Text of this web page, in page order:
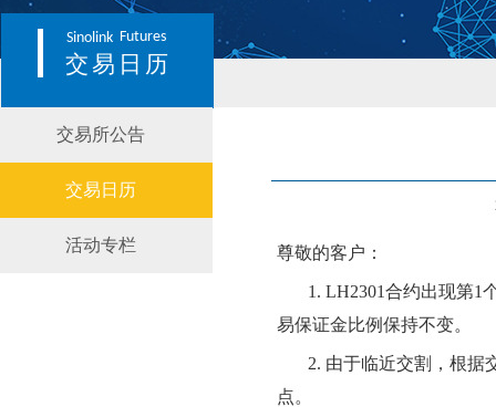
Sinolink Futures
交易日历
交易所公告
交易日历
活动专栏 尊敬的客户：
1. LH2301合约出现第1
易保证金比例保持不变。
2. 由于临近交割，根据
点。